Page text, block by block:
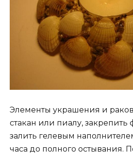
Элементы украшения и
стакан или пиалу, закрепить
залить гелевым
часа до полного остывания.